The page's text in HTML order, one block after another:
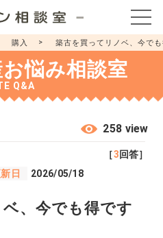
購入 築古を買ってリノベ、今で
悩み相談室
Q&A
日 2026/05/18
［3回答］
258 view
、今でも得です